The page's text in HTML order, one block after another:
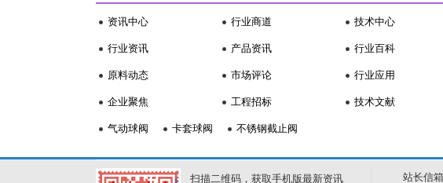
资讯中心
行业资讯
原料动态
企业聚焦
行业商道
产品资讯
市场评论
工程招标
技术中心
行业百科
行业应用
技术文献
气动球阀 卡套球阀 不锈钢截止阀
扫描二维码，获取手机版最新资讯 站长信